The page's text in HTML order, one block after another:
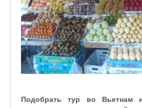
Подобрать тур во Вьетнам